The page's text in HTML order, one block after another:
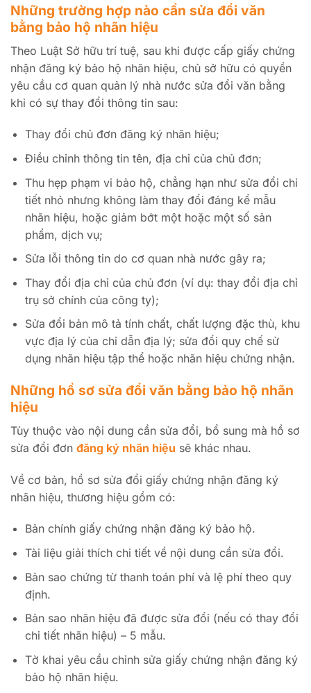
Những trường hợp nào cần sửa đổi văn
bằng bảo hộ nhãn hiệu
Theo Luật Sở hữu trí tuệ, sau khi được cấp giấy chứng
nhận đăng ký bảo hộ nhãn hiệu, chủ sở hữu có quyền
yêu cầu cơ quan quản lý nhà nước sửa đổi văn bằng
khi có sự thay đổi thông tin sau:
Thay đổi chủ đơn đăng ký nhãn hiệu;
Điều chỉnh thông tin tên, địa chỉ của chủ đơn;
Thu hẹp phạm vi bảo hộ, chẳng hạn như sửa đổi chi
tiết nhỏ nhưng không làm thay đổi đáng kể mẫu
nhãn hiệu, hoặc giảm bớt một hoặc một số sản
phẩm, dịch vụ;
Sửa lỗi thông tin do cơ quan nhà nước gây ra;
Thay đổi địa chỉ của chủ đơn (ví dụ: thay đổi địa chỉ
trụ sở chính của công ty);
Sửa đổi bản mô tả tính chất, chất lượng đặc thù, khu
vực địa lý của chỉ dẫn địa lý; sửa đổi quy chế sử
dụng nhãn hiệu tập thể hoặc nhãn hiệu chứng nhận.
Những hồ sơ sửa đổi văn bằng bảo hộ nhãn
hiệu
Tùy thuộc vào nội dung cần sửa đổi, bổ sung mà hồ sơ
sửa đổi đơn đăng ký nhãn hiệu sẽ khác nhau.
Về cơ bản, hồ sơ sửa đổi giấy chứng nhận đăng ký
nhãn hiệu, thương hiệu gồm có:
Bản chính giấy chứng nhận đăng ký bảo hộ.
Tài liệu giải thích chi tiết về nội dung cần sửa đổi.
Bản sao chứng từ thanh toán phí và lệ phí theo quy
định.
Bản sao nhãn hiệu đã được sửa đổi (nếu có thay đổi
chi tiết nhãn hiệu) – 5 mẫu.
Tờ khai yêu cầu chỉnh sửa giấy chứng nhận đăng ký
bảo hộ nhãn hiệu.